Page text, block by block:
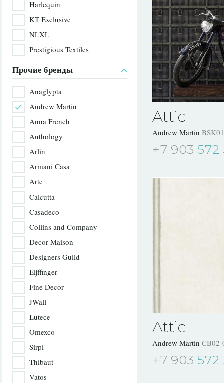
Harlequin
KT Exclusive
NLXL
Prestigious Textiles
Прочие бренды
Anaglypta
Andrew Martin
Anna French
Anthology
Arlin
Armani Casa
Arte
Calcutta
Casadeco
Collins and Company
Decor Maison
Designers Guild
Eijffinger
Fine Decor
JWall
Lutece
Omexco
Sirpi
Thibaut
Vatos
Attic
Andrew Martin
+7 903 572
Attic
Andrew Martin
+7 903 572